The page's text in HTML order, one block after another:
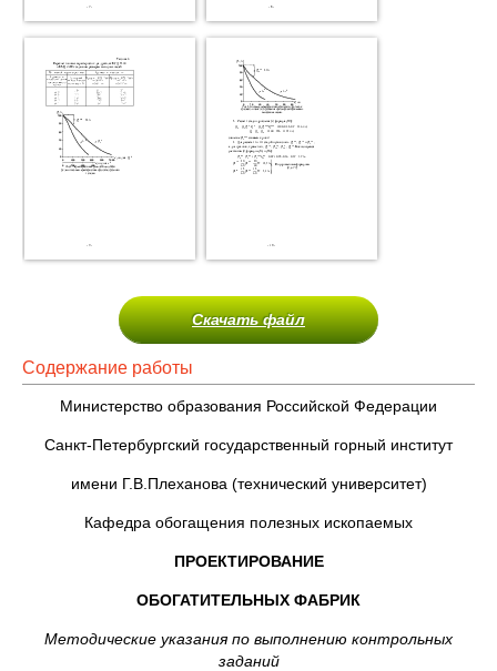
Скачать файл
Содержание работы
Министерство образования Российской Федерации
Санкт-Петербургский государственный горный институт
имени Г.В.Плеханова (технический университет)
Кафедра обогащения полезных ископаемых
ПРОЕКТИРОВАНИЕ
ОБОГАТИТЕЛЬНЫХ ФАБРИК
Методические указания по выполнению контрольных
заданий